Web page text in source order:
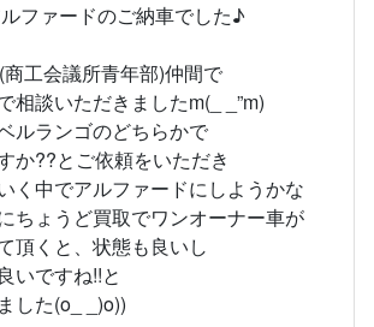
ファードのご納車でした♪
工会議所青年部)仲間で
相談いただきましたm(_ _”m)
ルランゴのどちらかで
か??とご依頼をいただき
く中でアルファードにしようかな
ちょうど買取でワンオーナー車が
頂くと、状態も良いし
いですね!!と
した(o_ _)o))